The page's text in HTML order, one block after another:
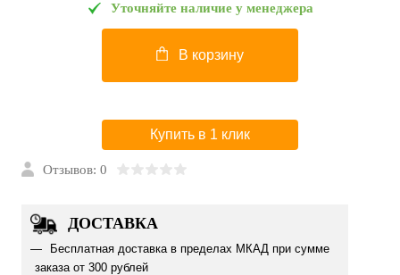
Уточняйте наличие у менеджера
В корзину
Купить в 1 клик
Отзывов: 0
ДОСТАВКА
Бесплатная доставка в пределах МКАД при сумме
заказа от 300 рублей